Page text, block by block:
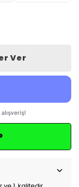
Ver